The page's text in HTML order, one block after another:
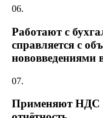
06.
Работают с
справляется с
нововведениями
07.
Применяют НДС